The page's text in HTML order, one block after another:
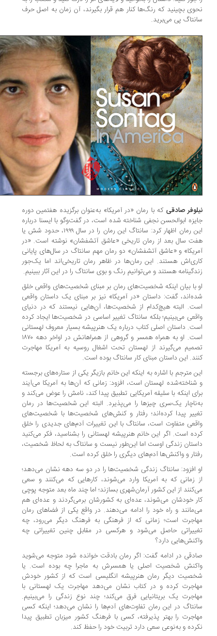
بچینید که رنگ‌ها کنار هم قرار بگیرند، آن زمان به اصل حرف
پی می‌برید.
صادقیکه با رمان «در آمریکا» به‌عنوان برگزیده هفتمین دوره
ابوالحسن نجفی شناخته شده است، در گفت‌وگو با ایسنا درباره
این رمان اظهار کرد: سانتاگ این رمان را در سال ۱۹۹۹، حدود شش یا
سال بعد از رمان تاریخی «عاشق آتشفشان» نوشته است. «در
و «عاشق آتشفشان» دو رمان مهم سانتاگ در سال‌های پایانی
هستند. این رمان‌ها در ظاهر رمان تاریخی‌اند اما یک‌جور
هستند و می‌توانیم رنگ و بوی سانتاگ را در این آثار ببینیم.
با بیان اینکه شخصیت‌های رمان بر مبنای شخصیت‌های واقعی خلق
گفت: داستان «در آمریکا» نیز بر مبنای یک داستان واقعی
البته هیچ‌کدام از شخصیت‌ها، آن‌هایی نیستند که در دنیای
می‌بینیم؛ بلکه سانتاگ تغییر اساسی در شخصیت‌ها ایجاد کرده
داستان اصلی کتاب درباره یک هنرپیشه بسیار معروف لهستانی
است. او به همراه همسر و گروهی از همراهانش در اواخر دهه ۱۸۷۰
می‌گیرند از لهستان تحت اشغال روسیه به آمریکا مهاجرت
این داستان مبنای کار سانتاگ بوده است.
مترجم با اشاره به اینکه این خانم بازیگر یکی از ستاره‌های برجسته
لهستان است، افزود: زمانی که آن‌ها به آمریکا می‌آیند
اینکه با سلیقه آمریکایی تطبیق پیدا کند، نامش را عوض می‌کند و
یک‌سری چیزها را می‌پذیرد. البته این شخصیت‌ها در رمان
پیدا کرده‌اند؛ رفتار و کنش‌های شخصیت‌ها با شخصیت‌های
متفاوت است، سانتاگ با این تغییرات آدم‌های جدیدی را خلق
است. اگر این خانم هنرپیشه لهستانی را بشناسید، فکر می‌کنید
زندگی اوست اما این‌طور نیست و سانتاگ به لحاظ شخصیت،
و واکنش‌ها آدم‌های دیگری را خلق کرده است.
افزود: سانتاگ زندگی شخصیت‌ها را در دو سه دهه نشان می‌دهد؛
زمانی که به آمریکا وارد می‌شوند، کارهایی که می‌کنند و سعی
از این کشور آرمان‌شهری بسازند؛ اما چند ماه بعد متوجه پوچی
خودشان می‌شوند، عده‌ای به کشورشان برمی‌گردند و عده‌ای هم
و راه خود را ادامه می‌دهند. در واقع یکی از فضاهای رمان
است؛ زمانی که از فرهنگی به فرهنگ دیگر می‌رود، چه
حاصل می‌شود و هرکسی در مقابل چنین تغییراتی چه
دارد؟
در ادامه گفت: اگر رمان بادقت خوانده شود متوجه می‌شوید
شخصیت اصلی یا همسرش به ماجرا چه بوده است‌. یا
دیگر رمان هنرپیشه انگلیسی است که از کشور خودش
کرده و در کتاب نشان می‌دهد مهاجرت یک لهستانی با
یک بریتانیایی فرق می‌کند؛ چند نوع زندگی را می‌بینیم.
در این رمان تفاوت‌های آدم‌ها را نشان می‌دهد؛ اینکه کسی
را بهتر پذیرفته، کسی با فرهنگ کشور میزبان تطبیق پیدا
و به‌نوعی سعی دارد تربیت خود را حفظ کند.